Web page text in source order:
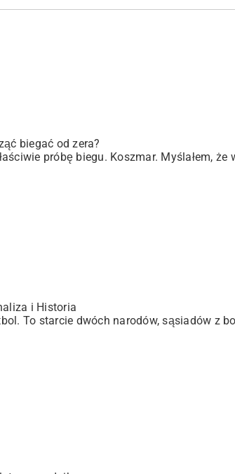
biegać od zera?
próbę biegu. Koszmar. Myślałem, że
i Historia
To starcie dwóch narodów, sąsiadów z